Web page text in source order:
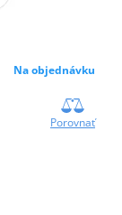
Na objednávku
Porovnať